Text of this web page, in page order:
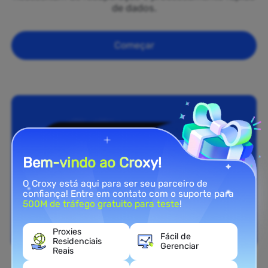
de dados.
Começar
Bem-vindo ao Croxy!
O Croxy está aqui para ser seu parceiro de
confiança! Entre em contato com o suporte para
500M de tráfego gratuito para teste!
Proxies
Residenciais
Reais
Fácil de
Gerenciar